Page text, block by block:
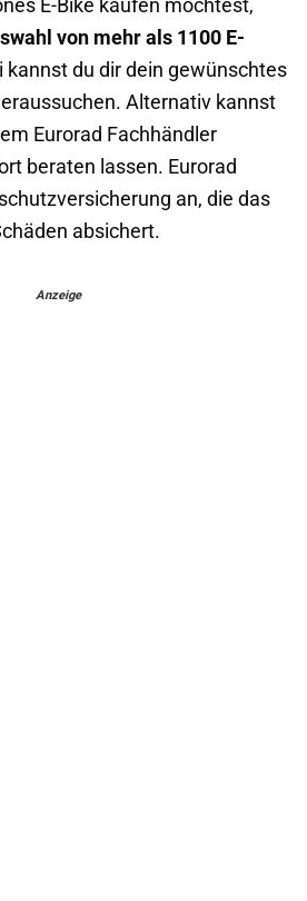
E-Bike kaufen möchtest,
von mehr als 1100 E-
kannst du dir dein gewünschtes
Alternativ kannst
Eurorad Fachhändler
beraten lassen. Eurorad
an, die das
absichert.
Anzeige